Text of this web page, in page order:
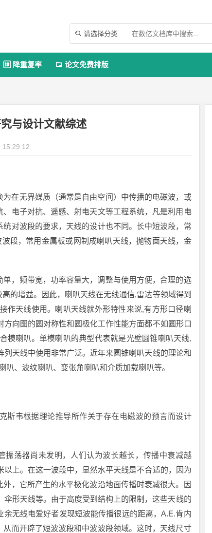
 请选择分类
 降重复率  论文免费排版
与设计文献综述
15:29:12
在无界媒质（通常是自由空间）中传播的电磁波，或
电子对抗、遥感、射电天文等工程系统，凡是利用电
对波段的要求，天线的设计也不同。长中短波段，常
段，常用金属板或网制成喇叭天线，抛物面天线，金
，频带宽，功率容量大，调整与使用方便，合理的选
的增益。因此，喇叭天线在无线通信,雷达等领域得到
作天线使用。喇叭天线就外形特性来说,有方形口径喇
向图的圆对称性和圆极化工作性能方面都不如圆形口
模喇叭。单模喇叭的典型代表就是光壁圆锥喇叭天线,
天线中使用非常广泛。近年来圆锥喇叭天线的理论和
、波纹喇叭、变张角喇叭和介质加载喇叭等。
斯韦根据理论推导所作关于存在电磁波的预言而设计
荡器尚未发明，人们认为波长越长，传播中衰减越
上。在这一波段中，显然水平天线是不合适的，因为
，它所产生的水平极化波沿地面传播时衰减很大。因
形天线等。由于高度受到结构上的限制，这些天线的
无线电爱好者发现短波能传播很远的距离，A.E.肯内
而开辟了短波波段和中波波段领域。这时，天线尺寸